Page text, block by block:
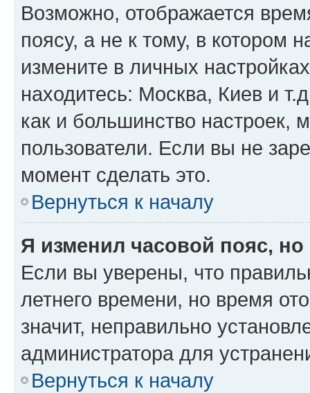
Возможно, отображается
поясу, а не к тому, в котором
измените в личных
находитесь: Москва, Киев и
как и большинство настроек,
пользователи. Если вы не
момент сделать это.
Вернуться к началу
Я изменил часовой пояс,
Если вы уверены, что
летнего времени, но время
значит, неправильно
администратора для
Вернуться к началу